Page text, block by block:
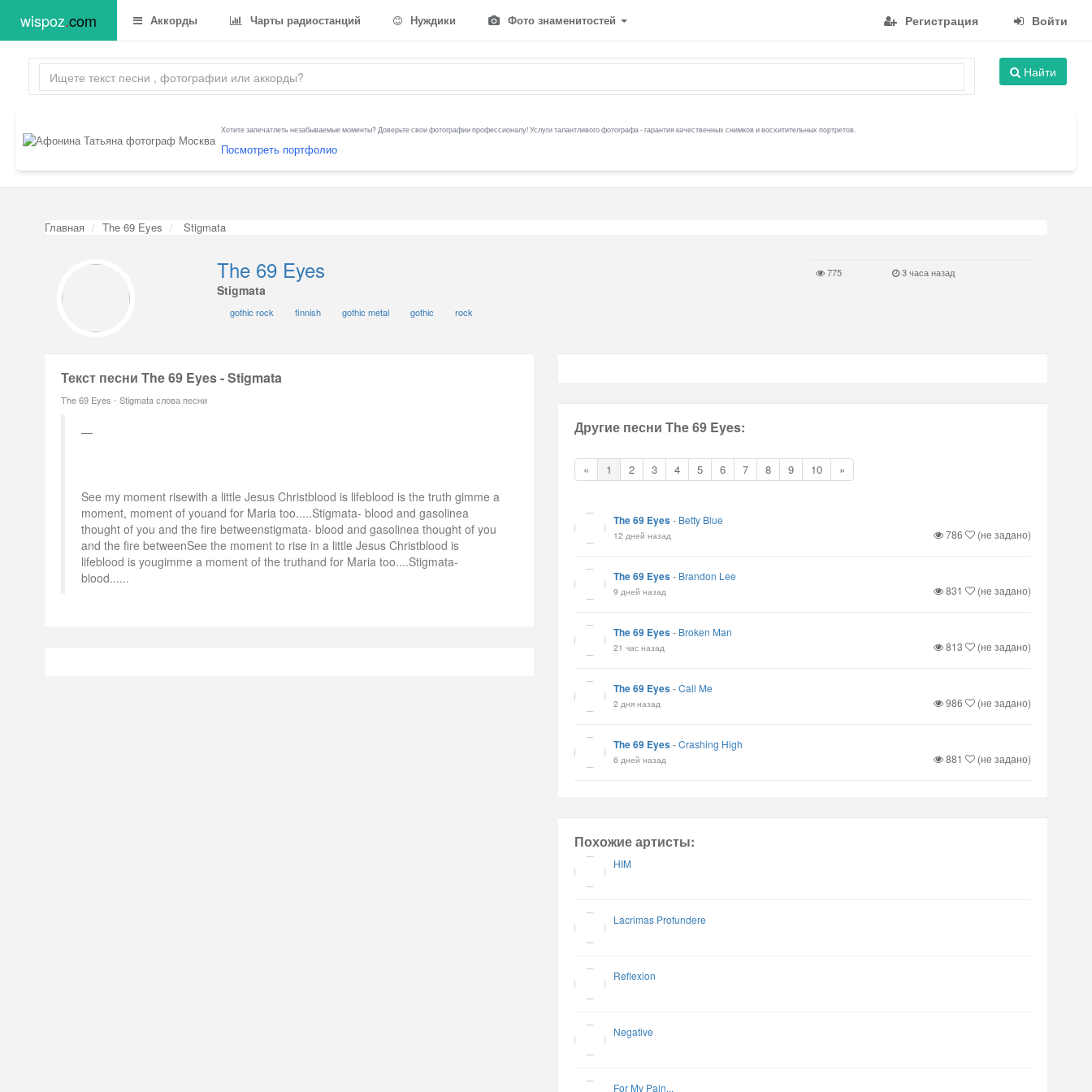
wispoz.com Аккорды Чарты радиостанций Нуждики Фото знаменитостей Регистрация Войти
Найти
Хотите запечатлеть незабываемые моменты? Доверьте свои фотографии профессионалу! Услуги талантливого фотографа - гарантия качественных снимков и восхитительных портретов.
Посмотреть портфолио
Главная The 69 Eyes Stigmata
The 69 Eyes
Stigmata
gothic rock finnish gothic metal gothic rock
775 3 часа назад
Текст песни The 69 Eyes - Stigmata
The 69 Eyes - Stigmata слова песни
See my moment risewith a little Jesus Christblood is lifeblood is the truth gimme a
moment, moment of youand for Maria too.....Stigmata- blood and gasolinea
thought of you and the fire betweenstigmata- blood and gasolinea thought of you
and the fire betweenSee the moment to rise in a little Jesus Christblood is
lifeblood is yougimme a moment of the truthand for Maria too....Stigmata-
blood......
Другие песни The 69 Eyes:
« 1 2 3 4 5 6 7 8 9 10 »
The 69 Eyes- Betty Blue
12 дней назад 786 (не задано)
The 69 Eyes- Brandon Lee
9 дней назад 831 (не задано)
The 69 Eyes- Broken Man
21 час назад 813 (не задано)
The 69 Eyes-Call Me
2 дня назад 986 (не задано)
The 69 Eyes-Crashing High
6 дней назад 881 (не задано)
Похожие артисты:
HIM
Lacrimas Profundere
Reflexion
Negative
For My Pain...